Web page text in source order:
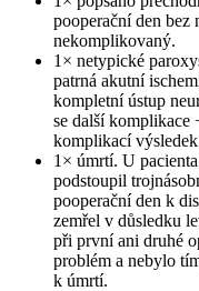
pooperační den bez
nekomplikovaný.
1× netypické
patrná akutní
kompletní ústup
se další komplikace
komplikací
1× úmrtí. U
podstoupil
pooperační den k
zemřel v důsledku
při první ani druhé
problém a nebylo
k úmrtí.